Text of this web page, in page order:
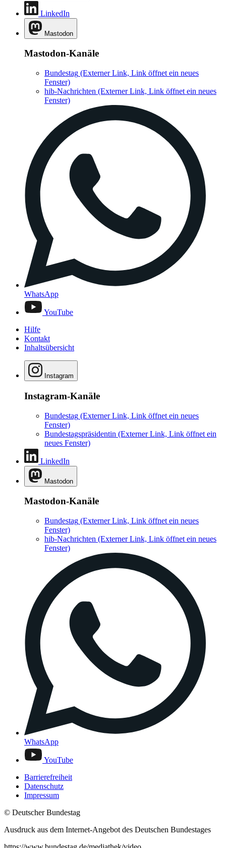
LinkedIn
Mastodon
Mastodon-Kanäle
Bundestag (Externer Link, Link öffnet ein neues
Fenster)
hib-Nachrichten (Externer Link, Link öffnet ein neues
Fenster)
WhatsApp
YouTube
Hilfe
Kontakt
Inhaltsübersicht
Instagram
Instagram-Kanäle
Bundestag (Externer Link, Link öffnet ein neues
Fenster)
Bundestagspräsidentin (Externer Link, Link öffnet ein
neues Fenster)
LinkedIn
Mastodon
Mastodon-Kanäle
Bundestag (Externer Link, Link öffnet ein neues
Fenster)
hib-Nachrichten (Externer Link, Link öffnet ein neues
Fenster)
WhatsApp
YouTube
Barrierefreiheit
Datenschutz
Impressum
© Deutscher Bundestag
Ausdruck aus dem Internet-Angebot des Deutschen Bundestages